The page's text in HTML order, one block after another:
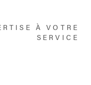
À VOTRE
SERVICE